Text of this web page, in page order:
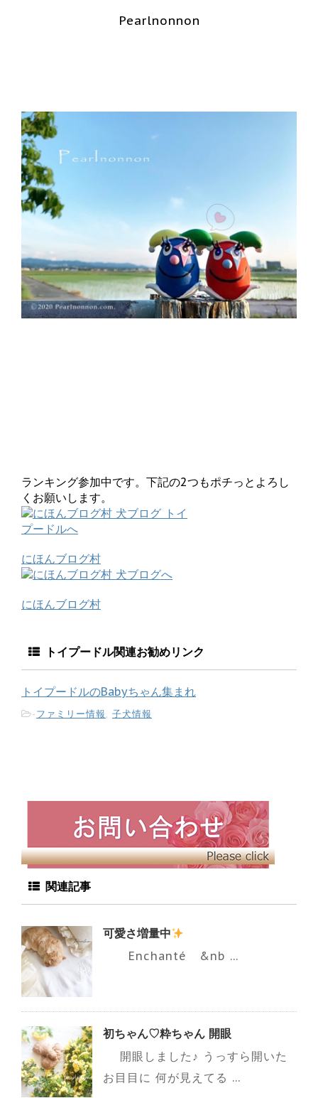
Pearlnonnon
ランキング参加中です。下記の2つもポチっとよろし
くお願いします。
にほんブログ村
にほんブログ村
トイプードル関連お勧めリンク
トイプードルのBabyちゃん集まれ
-ファミリー情報, 子犬情報
関連記事
可愛さ増量中
Enchanté &nb ...
初ちゃん♡粋ちゃん 開眼
開眼しました♪ うっすら開いた
お目目に 何が見えてる ...